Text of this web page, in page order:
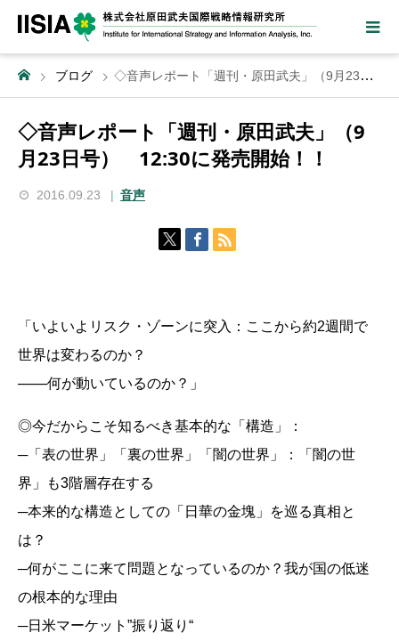
ブログ ◇音声レポート「週刊・原田武夫」（9月23日号） 12:30に発売開始！！
◇音声レポート「週刊・原田武夫」（9
月23日号） 12:30に発売開始！！
2016.09.23 音声
「いよいよリスク・ゾーンに突入：ここから約2週間で
世界は変わるのか？
───何が動いているのか？」
◎今だからこそ知るべき基本的な「構造」：
─「表の世界」「裏の世界」「闇の世界」：「闇の世
界」も3階層存在する
─本来的な構造としての「日華の金塊」を巡る真相と
は？
─何がここに来て問題となっているのか？我が国の低迷
の根本的な理由
─日米マーケット”振り返り“